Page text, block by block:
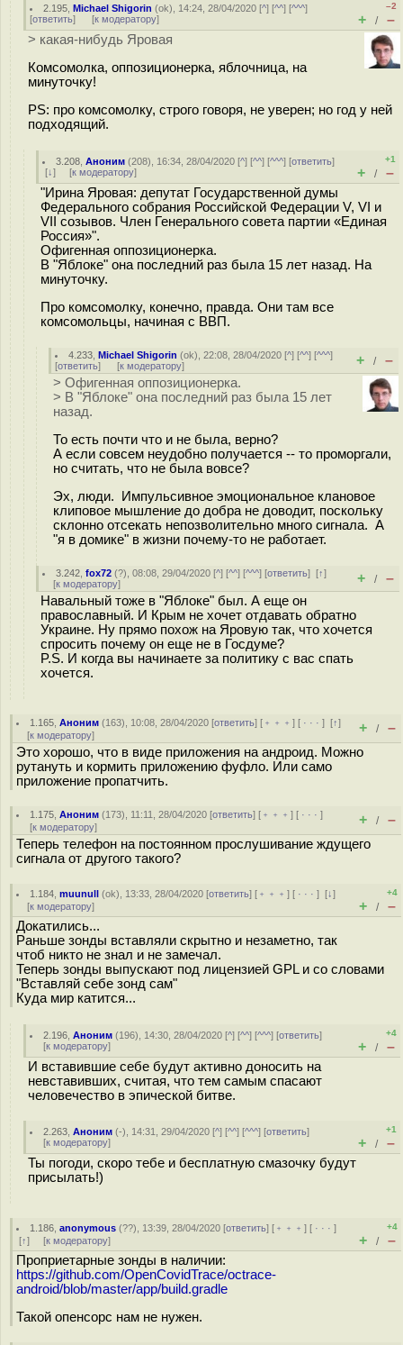
2.195 ,Michael Shigorin (ok), 14:24, 28/04/2020 [^] [^^] [^^^]
[ответить] [к модератору]
–2
+ / –
> какая-нибудь Яровая
Комсомолка, оппозиционерка, яблочница, на
минуточку!
PS: про комсомолку, строго говоря, не уверен; но год у ней
подходящий.
3.208 ,Аноним (208), 16:34, 28/04/2020 [^] [^^] [^^^] [ответить]
[↓] [к модератору]
+1
+ / –
"Ирина Яровая: депутат Государственной думы
Федерального собрания Российской Федерации V, VI и
VII созывов. Член Генерального совета партии «Единая
Россия»".
Офигенная оппозиционерка.
В "Яблоке" она последний раз была 15 лет назад. На
минуточку.
Про комсомолку, конечно, правда. Они там все
комсомольцы, начиная с ВВП.
4.233 ,Michael Shigorin (ok), 22:08, 28/04/2020 [^] [^^] [^^^]
[ответить] [к модератору] + / –
> Офигенная оппозиционерка.
> В "Яблоке" она последний раз была 15 лет
назад.
То есть почти что и не была, верно?
А если совсем неудобно получается -- то проморгали,
но считать, что не была вовсе?
Эх, люди. Импульсивное эмоциональное клановое
клиповое мышление до добра не доводит, поскольку
склонно отсекать непозволительно много сигнала. А
"я в домике" в жизни почему-то не работает.
3.242 ,fox72 (?), 08:08, 29/04/2020 [^] [^^] [^^^] [ответить][↑]
[к модератору] + / –
Навальный тоже в "Яблоке" был. А еще он
православный. И Крым не хочет отдавать обратно
Украине. Ну прямо похож на Яровую так, что хочется
спросить почему он еще не в Госдуме?
P.S. И когда вы начинаете за политику с вас спать
хочется.
1.165 ,Аноним (163), 10:08, 28/04/2020 [ответить] [ ﹢﹢﹢] [ · · ·][↑]
[к модератору] + / –
Это хорошо, что в виде приложения на андроид. Можно
рутануть и кормить приложению фуфло. Или само
приложение пропатчить.
1.175 ,Аноним (173), 11:11, 28/04/2020 [ответить] [ ﹢﹢﹢] [ · · ·]
[к модератору] + / –
Теперь телефон на постоянном прослушивание ждущего
сигнала от другого такого?
1.184 ,muunull (ok), 13:33, 28/04/2020 [ответить] [ ﹢﹢﹢] [ · · ·][↓]
[к модератору]
+4
+ / –
Докатились...
Раньше зонды вставляли скрытно и незаметно, так
чтоб никто не знал и не замечал.
Теперь зонды выпускают под лицензией GPL и со словами
"Вставляй себе зонд сам"
Куда мир катится...
2.196 ,Аноним (196), 14:30, 28/04/2020 [^] [^^] [^^^] [ответить]
[к модератору]
+4
+ / –
И вставившие себе будут активно доносить на
невставивших, считая, что тем самым спасают
человечество в эпической битве.
2.263 ,Аноним (-), 14:31, 29/04/2020 [^] [^^] [^^^] [ответить]
[к модератору]
+1
+ / –
Ты погоди, скоро тебе и бесплатную смазочку будут
присылать!)
1.186 ,anonymous (??), 13:39, 28/04/2020 [ответить] [ ﹢﹢﹢] [ · · ·]
[↑] [к модератору]
+4
+ / –
Проприетарные зонды в наличии:
https://github.com/OpenCovidTrace/octrace-
android/blob/master/app/build.gradle
Такой опенсорс нам не нужен.